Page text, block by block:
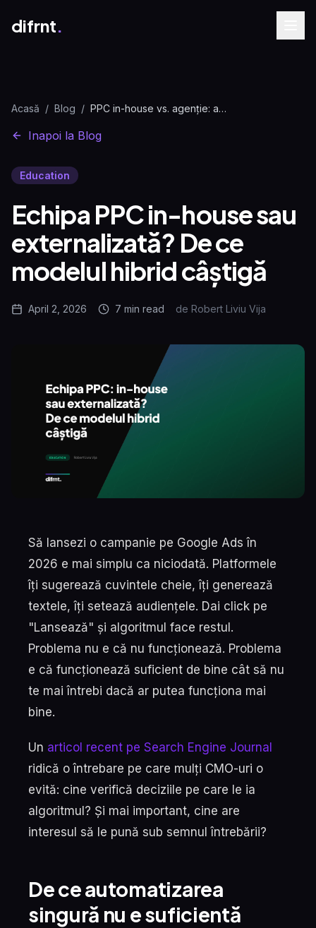
difrnt.
Acasă / Blog / PPC in-house vs. agenție: avantajele modelului hibrid
Inapoi la Blog
Education
Echipa PPC in-house sau
externalizată? De ce
modelul hibrid câștigă
April 2, 2026 7 min read de Robert Liviu Vija
Să lansezi o campanie pe Google Ads în
2026 e mai simplu ca niciodată. Platformele
îți sugerează cuvintele cheie, îți generează
textele, îți setează audiențele. Dai click pe
"Lansează" și algoritmul face restul.
Problema nu e că nu funcționează. Problema
e că funcționează suficient de bine cât să nu
te mai întrebi dacă ar putea funcționa mai
bine.
Un articol recent pe Search Engine Journal
ridică o întrebare pe care mulți CMO-uri o
evită: cine verifică deciziile pe care le ia
algoritmul? Și mai important, cine are
interesul să le pună sub semnul întrebării?
De ce automatizarea
singură nu e suficientă